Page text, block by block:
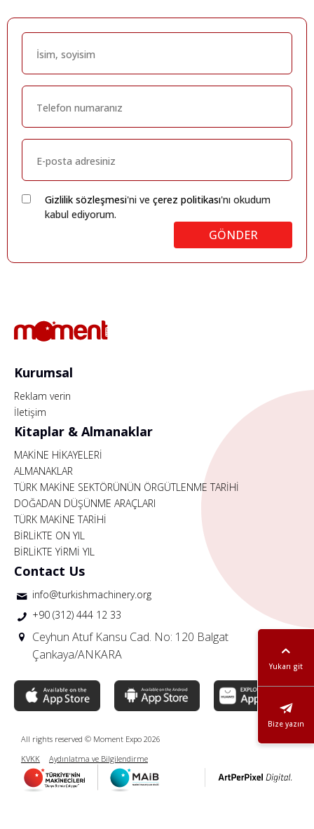
Gizlilik sözleşmesi'ni ve çerez politikası'nı okudum
kabul ediyorum.
GÖNDER
Yukarı git
Bize yazın
Kurumsal
Reklam verin
İletişim
Kitaplar & Almanaklar
MAKİNE HİKAYELERİ
ALMANAKLAR
TÜRK MAKİNE SEKTÖRÜNÜN ÖRGÜTLENME TARİHİ
DOĞADAN DÜŞÜNME ARAÇLARI
TÜRK MAKİNE TARİHİ
BİRLİKTE ON YIL
BİRLİKTE YİRMİ YIL
Contact Us
info@turkishmachinery.org
+90 (312) 444 12 33
Ceyhun Atuf Kansu Cad. No: 120 Balgat
Çankaya/ANKARA
All rights reserved © Moment Expo 2026
KVKK
Aydınlatma ve Bilgilendirme